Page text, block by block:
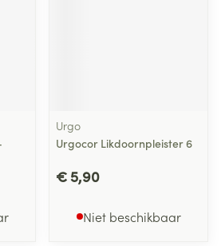
Urgo
Urgocor Likdoornpleister 6
€ 5,90
Niet beschikbaar